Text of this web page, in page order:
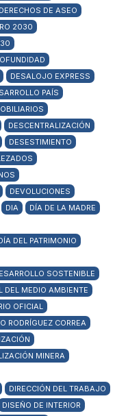
DERECHOS DE ASEO
2030
DESALOJO EXPRESS
PAÍS
DESCENTRALIZACIÓN
DESESTIMIENTO
DEVOLUCIONES
DIA
DÍA DE LA MADRE
DEL PATRIMONIO
SOSTENIBLE
DEL MEDIO AMBIENTE
OFICIAL
RODRÍGUEZ CORREA
MINERA
DIRECCIÓN DEL TRABAJO
DISEÑO DE INTERIOR